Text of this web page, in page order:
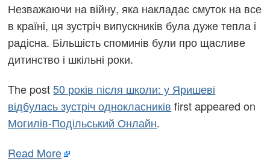
Незважаючи на війну, яка накладає смуток на все
в країні, ця зустріч випускників була дуже тепла і
радісна. Більшість споминів були про щасливе
дитинство і шкільні роки.
The post50 років після школи: у Яришеві
відбулась зустріч однокласників first appeared on
Могилів-Подільський Онлайн.
Read More